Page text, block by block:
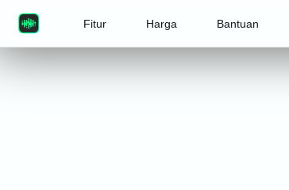
Fitur Harga Bantuan